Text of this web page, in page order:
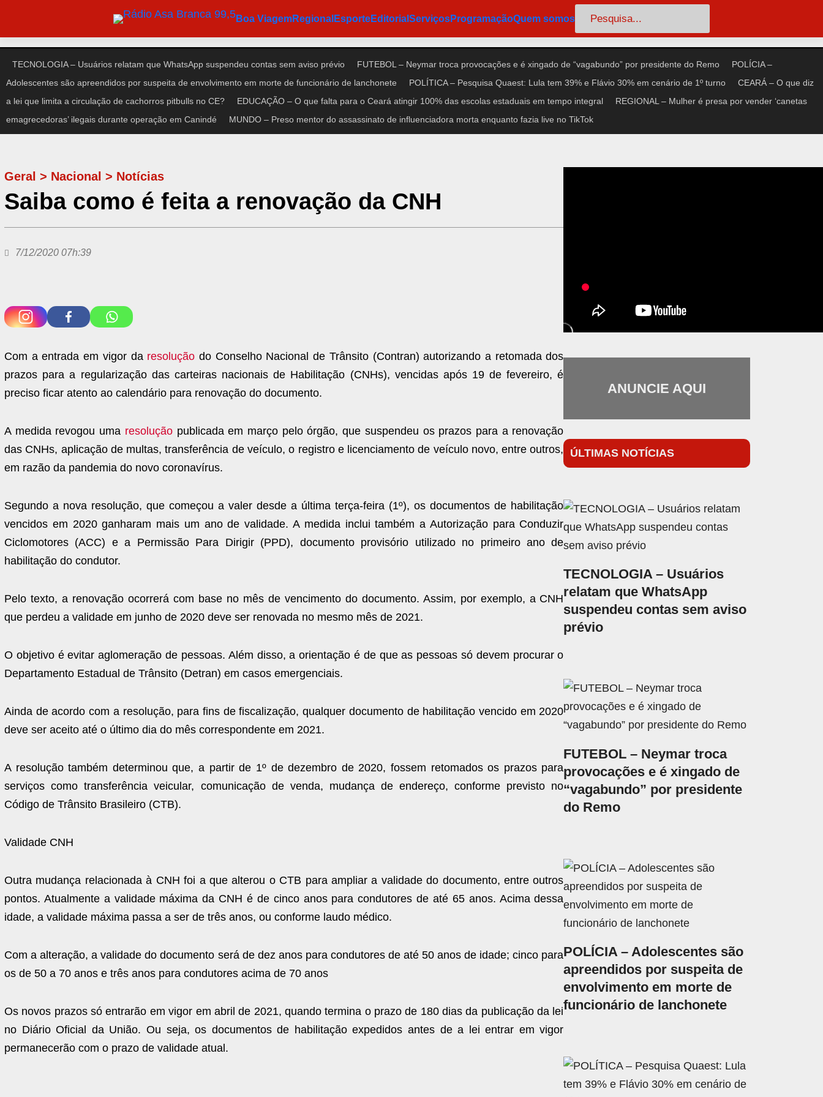
o
conteúdo
Boa ViagemRegional EsporteEditorial ServiçosProgramaçãoQuem somos Pesquisar
TECNOLOGIA – Usuários relatam que WhatsApp suspendeu contas sem aviso prévio FUTEBOL – Neymar troca provocações e é xingado de “vagabundo” por presidente do Remo
POLÍCIA –
Adolescentes são apreendidos por suspeita de envolvimento em morte de funcionário de lanchonete
POLÍTICA – Pesquisa Quaest: Lula tem 39% e Flávio 30% em cenário de 1º turno
CEARÁ – O que diz
a lei que limita a circulação de cachorros pitbulls no CE?
EDUCAÇÃO – O que falta para o Ceará atingir 100% das escolas estaduais em tempo integral
REGIONAL – Mulher é presa por vender ‘canetas
emagrecedoras’ ilegais durante operação em Canindé
MUNDO – Preso mentor do assassinato de influenciadora morta enquanto fazia live no TikTok
Geral > Nacional > Notícias
Saiba como é feita a renovação da CNH
7/12/2020 07h:39
Com a entrada em vigor da resolução do Conselho Nacional de Trânsito (Contran) autorizando a retomada dos
prazos para a regularização das carteiras nacionais de Habilitação (CNHs), vencidas após 19 de fevereiro, é
preciso ficar atento ao calendário para renovação do documento.
A medida revogou uma resoluçãopublicada em março pelo órgão, que suspendeu os prazos para a renovação
das CNHs, aplicação de multas, transferência de veículo, o registro e licenciamento de veículo novo, entre outros,
em razão da pandemia do novo coronavírus.
Segundo a nova resolução, que começou a valer desde a última terça-feira (1º), os documentos de habilitação
vencidos em 2020 ganharam mais um ano de validade. A medida inclui também a Autorização para Conduzir
Ciclomotores (ACC) e a Permissão Para Dirigir (PPD), documento provisório utilizado no primeiro ano de
habilitação do condutor.
Pelo texto, a renovação ocorrerá com base no mês de vencimento do documento. Assim, por exemplo, a CNH
que perdeu a validade em junho de 2020 deve ser renovada no mesmo mês de 2021.
O objetivo é evitar aglomeração de pessoas. Além disso, a orientação é de que as pessoas só devem procurar o
Departamento Estadual de Trânsito (Detran) em casos emergenciais.
Ainda de acordo com a resolução, para fins de fiscalização, qualquer documento de habilitação vencido em 2020
deve ser aceito até o último dia do mês correspondente em 2021.
A resolução também determinou que, a partir de 1º de dezembro de 2020, fossem retomados os prazos para
serviços como transferência veicular, comunicação de venda, mudança de endereço, conforme previsto no
Código de Trânsito Brasileiro (CTB).
Validade CNH
Outra mudança relacionada à CNH foi a que alterou o CTB para ampliar a validade do documento, entre outros
pontos. Atualmente a validade máxima da CNH é de cinco anos para condutores de até 65 anos. Acima dessa
idade, a validade máxima passa a ser de três anos, ou conforme laudo médico.
Com a alteração, a validade do documento será de dez anos para condutores de até 50 anos de idade; cinco para
os de 50 a 70 anos e três anos para condutores acima de 70 anos
Os novos prazos só entrarão em vigor em abril de 2021, quando termina o prazo de 180 dias da publicação da lei
no Diário Oficial da União. Ou seja, os documentos de habilitação expedidos antes de a lei entrar em vigor
permanecerão com o prazo de validade atual.
ANUNCIE AQUI
ÚLTIMAS NOTÍCIAS
TECNOLOGIA – Usuários
relatam que WhatsApp
suspendeu contas sem aviso
prévio
FUTEBOL – Neymar troca
provocações e é xingado de
“vagabundo” por presidente
do Remo
POLÍCIA – Adolescentes são
apreendidos por suspeita de
envolvimento em morte de
funcionário de lanchonete